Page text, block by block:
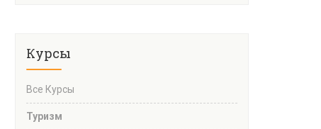
Курсы
Все Курсы
Туризм